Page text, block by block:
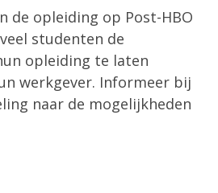
de opleiding op Post-HBO
studenten de
opleiding te laten
werkgever. Informeer bij
naar de mogelijkheden